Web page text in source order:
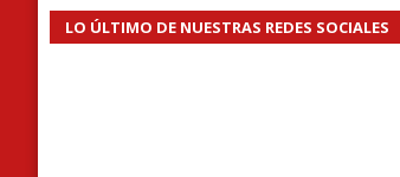
LO ÚLTIMO DE NUESTRAS REDES SOCIALES